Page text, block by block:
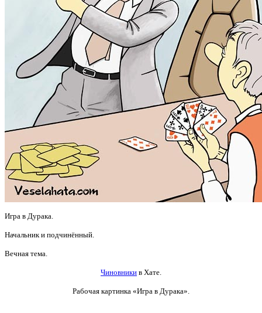
Игра в Дурака.
Начальник и подчинённый.
Вечная тема.
Чиновники в Хате.
Рабочая картинка «Игра в Дурака».